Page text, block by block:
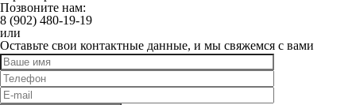
Позвоните нам:
8 (902) 480-19-19
или
Оставьте свои контактные данные, и мы свяжемся с вами
Оставьте
это
поле
пустым.